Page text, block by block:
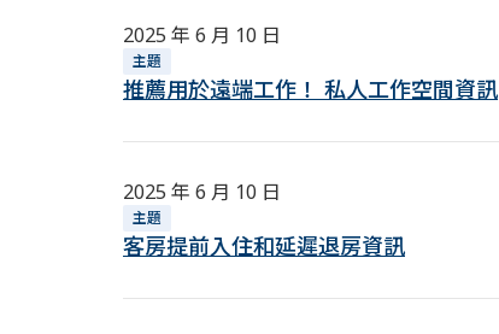
2025 年 6 月 10 日
主題
推薦用於遠端工作！ 私人工作空間資訊
2025 年 6 月 10 日
主題
客房提前入住和延遲退房資訊